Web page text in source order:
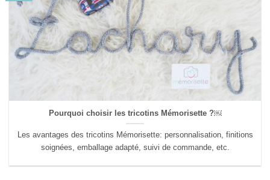
Pourquoi choisir les tricotins Mémorisette ?￼
Les avantages des tricotins Mémorisette: personnalisation, finitions
soignées, emballage adapté, suivi de commande, etc.